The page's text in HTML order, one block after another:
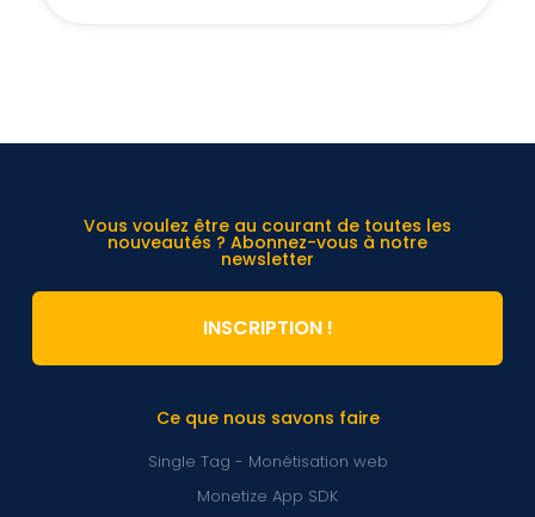
Ce que nous savons faire
Single Tag - Monétisation web
Monetize App SDK
Vous voulez être au courant de toutes les
nouveautés ? Abonnez-vous à notre
newsletter
INSCRIPTION !